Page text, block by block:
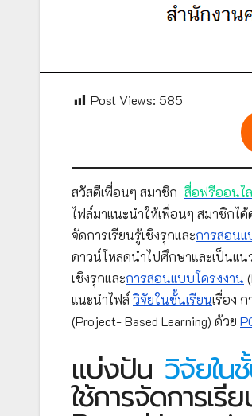
Post Views: 585
สวัสดีเพื่อนๆ สมาชิก สื่อฟรีออนไ
ไฟล์มาแนะนำให้เพื่อนๆ สมาชิกไ
จัดการเรียนรู้เชิงรุกและการสอนแ
ดาวน์โหลดนำไปศึกษาและเป็นแ
เชิงรุกและการสอนแบบโครงงาน
แนะนำไฟล์ วิจัยในชั้นเรียนเรื่อง
(Project- Based Learning) ด้วย
แบ่งปัน วิจัยใน
ใช้การจัดการเรี